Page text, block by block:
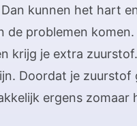
kunnen het hart
de problemen
krijg je extra
Doordat je zuurstof
ergens zomaar